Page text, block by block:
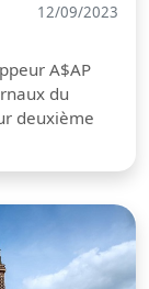
12/09/2023
A$AP
du
deuxième